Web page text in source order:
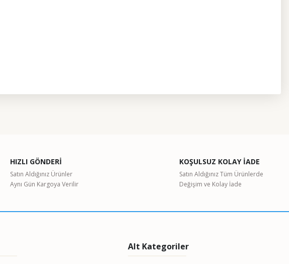
HIZLI GÖNDERİ
Satın Aldığınız Ürünler
Aynı Gün Kargoya Verilir
KOŞULSUZ KOLAY İADE
Satın Aldığınız Tüm Ürünlerde
Değişim ve Kolay İade
Alt Kategoriler